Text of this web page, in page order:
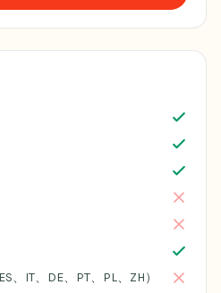
、IT、DE、PT、PL、ZH）